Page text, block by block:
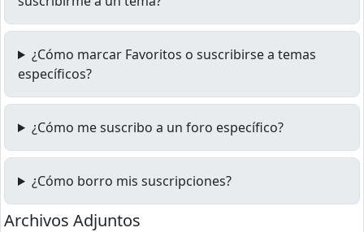
¿Cómo marcar Favoritos o suscribirse a temas
específicos?
¿Cómo me suscribo a un foro específico?
¿Cómo borro mis suscripciones?
Archivos Adjuntos